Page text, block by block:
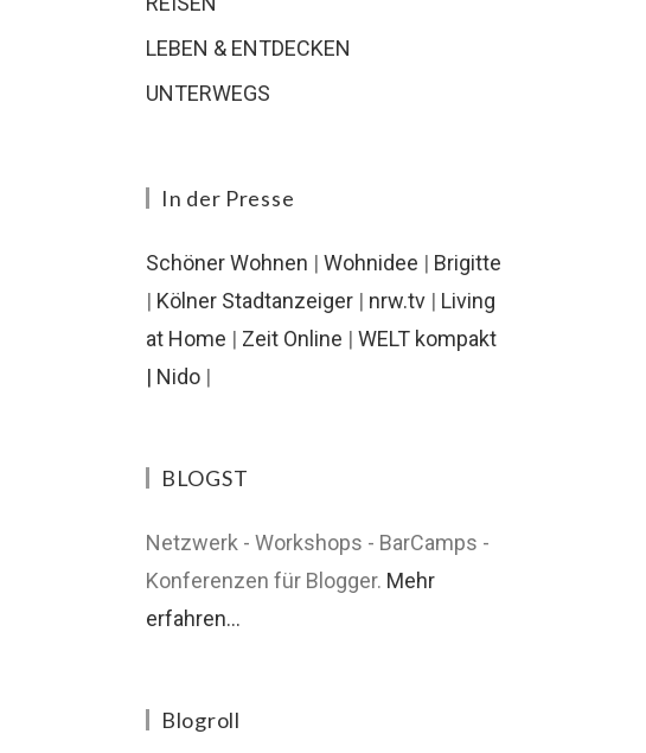
LEBEN & ENTDECKEN
UNTERWEGS
In der Presse
Schöner Wohnen | Wohnidee | Brigitte
| Kölner Stadtanzeiger | nrw.tv | Living
at Home | Zeit Online | WELT kompakt
| Nido |
BLOGST
Netzwerk - Workshops - BarCamps -
Konferenzen für Blogger. Mehr
erfahren...
Blogroll